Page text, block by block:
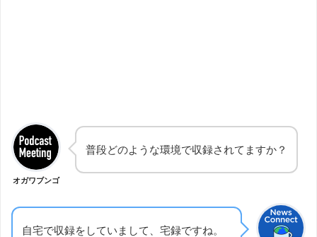
オガワブンゴ
普段どのような環境で収録されてますか？
自宅で収録をしていまして、宅録ですね。